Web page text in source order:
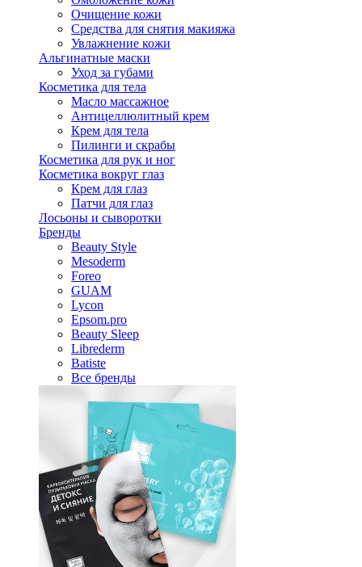
Очищение кожи
Средства для снятия макияжа
Увлажнение кожи
Альгинатные маски
Уход за губами
Косметика для тела
Масло массажное
Антицеллюлитный крем
Крем для тела
Пилинги и скрабы
Косметика для рук и ног
Косметика вокруг глаз
Крем для глаз
Патчи для глаз
Лосьоны и сыворотки
Бренды
Beauty Style
Mesoderm
Foreo
GUAM
Lycon
Epsom.pro
Beauty Sleep
Librederm
Batiste
Все бренды